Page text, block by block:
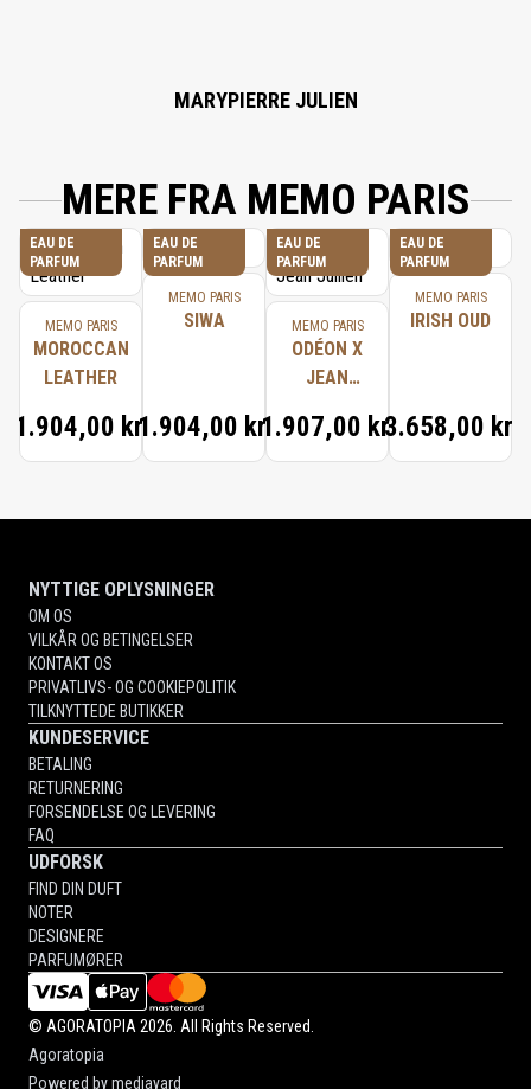
MARYPIERRE JULIEN
MERE FRA MEMO PARIS
EAU DE
PARFUM
MEMO PARIS
MOROCCAN
LEATHER
1.904,00 kr.
EAU DE
PARFUM
MEMO PARIS
SIWA
1.904,00 kr.
EAU DE
PARFUM
MEMO PARIS
ODÉON X
JEAN
1.907,00 kr.
EAU DE
PARFUM
MEMO PARIS
IRISH OUD
3.658,00 kr.
NYTTIGE OPLYSNINGER
OM OS
VILKÅR OG BETINGELSER
KONTAKT OS
PRIVATLIVS- OG COOKIEPOLITIK
TILKNYTTEDE BUTIKKER
KUNDESERVICE
BETALING
RETURNERING
FORSENDELSE OG LEVERING
FAQ
UDFORSK
FIND DIN DUFT
NOTER
DESIGNERE
PARFUMØRER
© AGORATOPIA 2026. All Rights Reserved.
Agoratopia
Powered bymediayard